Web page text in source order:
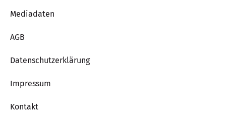
Mediadaten
AGB
Datenschutzerklärung
Impressum
Kontakt